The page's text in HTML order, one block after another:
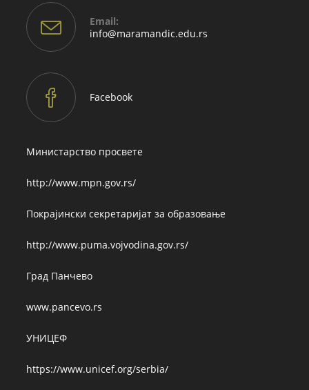
Email:
info@maramandic.edu.rs
Facebook
Министарство просвете
http://www.mpn.gov.rs/
Покрајински секретаријат за образовање
http://www.puma.vojvodina.gov.rs/
Град Панчево
www.pancevo.rs
УНИЦЕФ
https://www.unicef.org/serbia/